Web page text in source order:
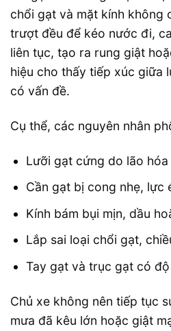
chổi gạt và mặt kính không
trượt đều để kéo nước đi,
liên tục, tạo ra rung giật
hiệu cho thấy tiếp xúc giữa
có vấn đề.
Cụ thể, các nguyên nhân
Lưỡi gạt cứng do lão
Cần gạt bị cong nhẹ, lực
Kính bám bụi mịn, dầu
Lắp sai loại chổi gạt,
Tay gạt và trục gạt có
Chủ xe không nên tiếp tục
mưa đã kêu lớn hoặc giật